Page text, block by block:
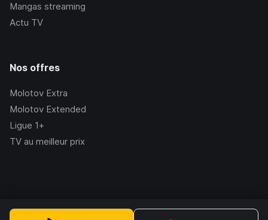
Mangas streaming
Actu TV
Nos offres
Molotov Extra
Molotov Extended
Ligue 1+
TV au meilleur prix
2.228.1